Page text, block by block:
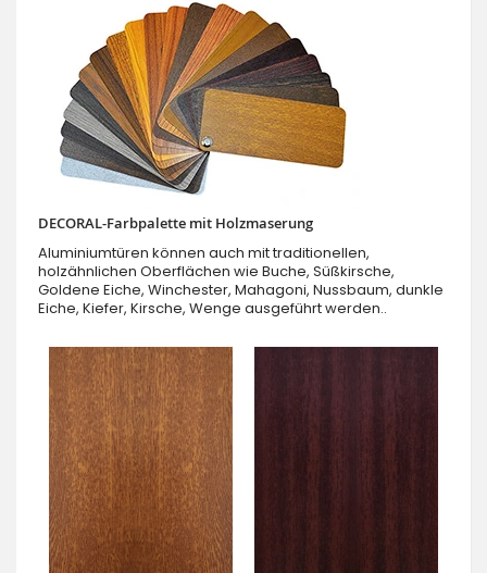
DECORAL-Farbpalette mit Holzmaserung
Aluminiumtüren können auch mit traditionellen,
holzähnlichen Oberflächen wie Buche, Süßkirsche,
Goldene Eiche, Winchester, Mahagoni, Nussbaum, dunkle
Eiche, Kiefer, Kirsche, Wenge ausgeführt werden..